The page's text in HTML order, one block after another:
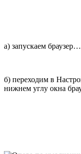
а) запускаем браузер…
б) переходим в
нижнем углу окна